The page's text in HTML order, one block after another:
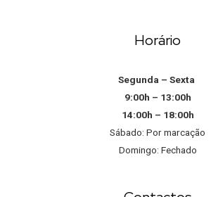
Horário
Segunda – Sexta
9:00h – 13:00h
14:00h – 18:00h
Sábado: Por marcação
Domingo: Fechado